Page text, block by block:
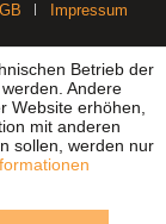
Impressum
Betrieb der
Andere
Website erhöhen,
mit anderen
sollen, werden nur